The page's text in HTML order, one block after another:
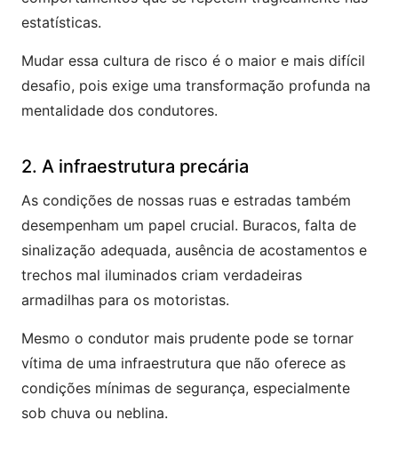
estatísticas.
Mudar essa cultura de risco é o maior e mais difícil
desafio, pois exige uma transformação profunda na
mentalidade dos condutores.
2. A infraestrutura precária
As condições de nossas ruas e estradas também
desempenham um papel crucial. Buracos, falta de
sinalização adequada, ausência de acostamentos e
trechos mal iluminados criam verdadeiras
armadilhas para os motoristas.
Mesmo o condutor mais prudente pode se tornar
vítima de uma infraestrutura que não oferece as
condições mínimas de segurança, especialmente
sob chuva ou neblina.